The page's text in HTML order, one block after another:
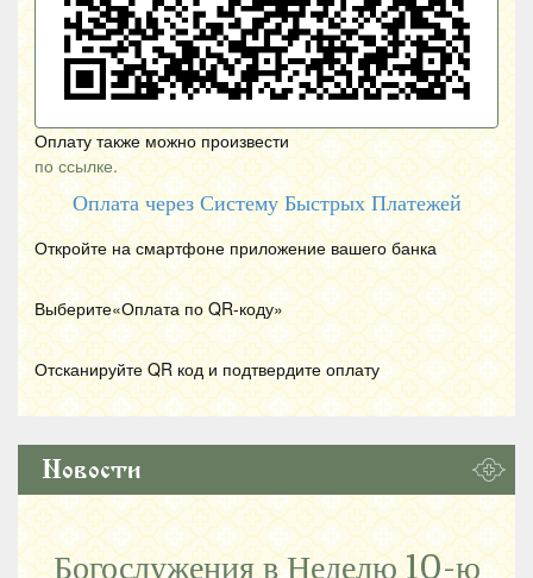
Оплату также можно произвести
по ссылке.
Оплата через Систему Быстрых Платежей
Откройте на смартфоне приложение вашего банка
Выберите«Оплата по QR-коду»
Отсканируйте QR код и подтвердите оплату
Новости
Богослужения в Неделю 10-ю